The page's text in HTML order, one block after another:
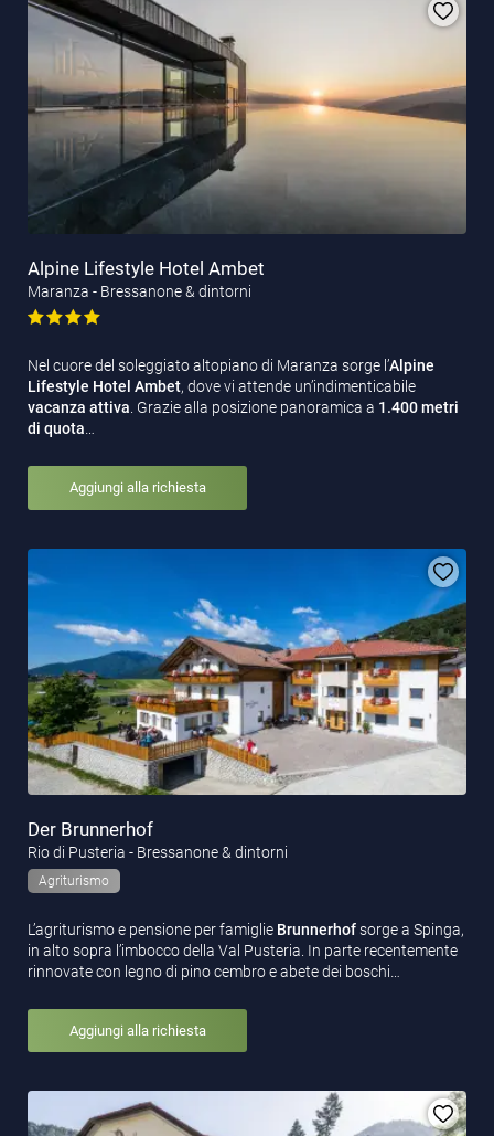
Alpine Lifestyle Hotel Ambet
Maranza - Bressanone & dintorni
Nel cuore del soleggiato altopiano di Maranza sorge l’Alpine
Lifestyle Hotel Ambet, dove vi attende un’indimenticabile
vacanza attiva. Grazie alla posizione panoramica a 1.400 metri
di quota…
Aggiungi alla richiesta
Der Brunnerhof
Rio di Pusteria - Bressanone & dintorni
Agriturismo
L’agriturismo e pensione per famiglie Brunnerhofsorge a Spinga,
in alto sopra l’imbocco della Val Pusteria. In parte recentemente
rinnovate con legno di pino cembro e abete dei boschi…
Aggiungi alla richiesta